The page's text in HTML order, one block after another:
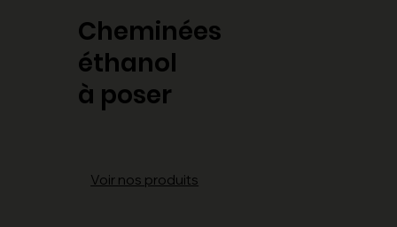
Voir nos produits
Cheminées
éthanol
à poser